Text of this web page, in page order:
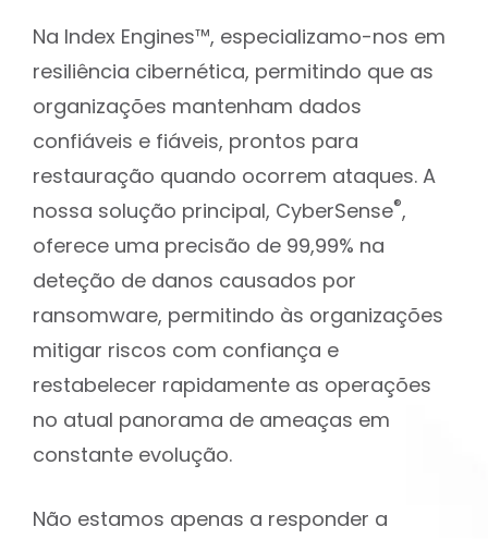
Na Index Engines™, especializamo-nos em
resiliência cibernética, permitindo que as
organizações mantenham dados
confiáveis e fiáveis, prontos para
restauração quando ocorrem ataques. A
nossa solução principal, CyberSense®,
oferece uma precisão de 99,99% na
deteção de danos causados por
ransomware, permitindo às organizações
mitigar riscos com confiança e
restabelecer rapidamente as operações
no atual panorama de ameaças em
constante evolução.
Não estamos apenas a responder a